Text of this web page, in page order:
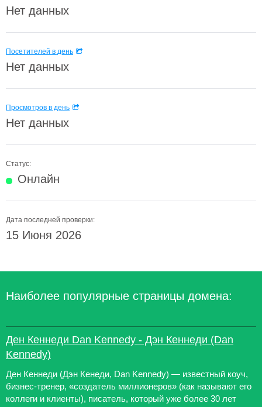
Нет данных
Посетителей в день
Нет данных
Просмотров в день
Нет данных
Статус:
Онлайн
Дата последней проверки:
15 Июня 2026
Наиболее популярные страницы домена:
Ден Кеннеди Dan Kennedy - Дэн Кеннеди (Dan
Kennedy)
Ден Кеннеди (Дэн Кенеди, Dan Kennedy) — известный коуч,
бизнес-тренер, «создатель миллионеров» (как называют его
коллеги и клиенты), писатель, который уже более 30 лет